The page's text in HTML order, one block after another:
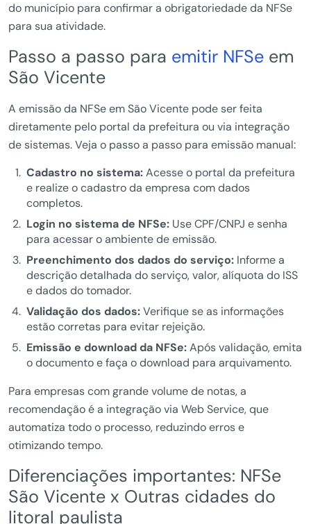
do município para confirmar a obrigatoriedade da NFSe
para sua atividade.
Passo a passo para emitir NFSe em
São Vicente
A emissão da NFSe em São Vicente pode ser feita
diretamente pelo portal da prefeitura ou via integração
de sistemas. Veja o passo a passo para emissão manual:
Cadastro no sistema:Acesse o portal da prefeitura
e realize o cadastro da empresa com dados
completos.
Login no sistema de NFSe:Use CPF/CNPJ e senha
para acessar o ambiente de emissão.
Preenchimento dos dados do serviço:Informe a
descrição detalhada do serviço, valor, alíquota do ISS
e dados do tomador.
Validação dos dados:Verifique se as informações
estão corretas para evitar rejeição.
Emissão e download da NFSe:Após validação, emita
o documento e faça o download para arquivamento.
Para empresas com grande volume de notas, a
recomendação é a integração via Web Service, que
automatiza todo o processo, reduzindo erros e
otimizando tempo.
Diferenciações importantes: NFSe
São Vicente x Outras cidades do
litoral paulista